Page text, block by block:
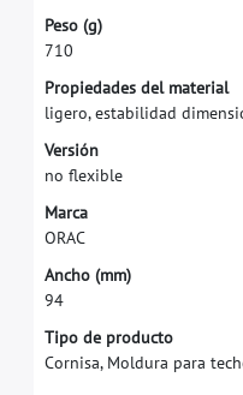
Peso (g)
710
Propiedades del material
ligero, estabilidad dimensi
Versión
no fexible
Marca
ORAC
Ancho (mm)
94
Tipo de producto
Cornisa, Moldura para